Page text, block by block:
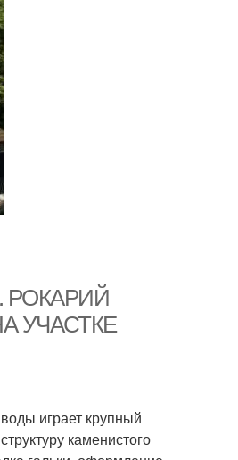
РОКАРИЙ
УЧАСТКЕ
играет крупный
каменистого